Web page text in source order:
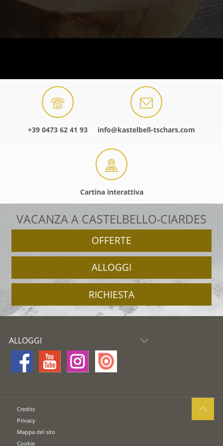
+39 0473 62 41 93 info@kastelbell-tschars.com
Cartina interattiva
VACANZA A CASTELBELLO-CIARDES
OFFERTE
ALLOGGI
RICHIESTA
ALLOGGI
Credits
Privacy
Mappa del sito
Cookie